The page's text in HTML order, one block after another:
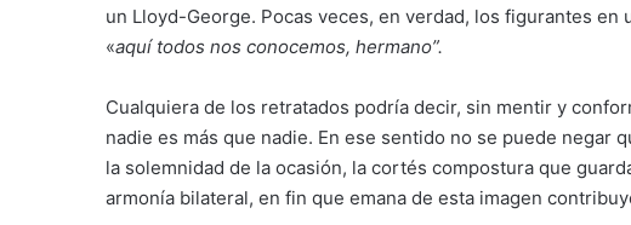
un Lloyd-George. Pocas veces, en verdad, los figurantes
«aquí todos nos conocemos, hermano”.
Cualquiera de los retratados podría decir, sin mentir y
nadie es más que nadie. En ese sentido no se puede negar
la solemnidad de la ocasión, la cortés compostura que
armonía bilateral, en fin que emana de esta imagen